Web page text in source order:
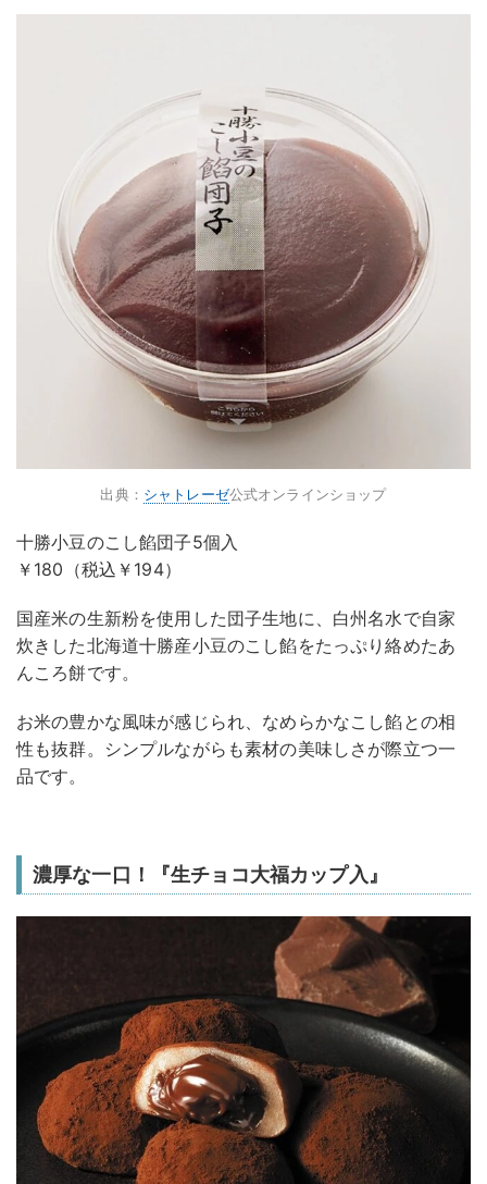
出典： シャトレーゼ公式オンラインショップ
十勝小豆のこし餡団子5個入
￥180（税込￥194）
国産米の生新粉を使用した団子生地に、白州名水で自家
炊きした北海道十勝産小豆のこし餡をたっぷり絡めたあ
んころ餅です。
お米の豊かな風味が感じられ、なめらかなこし餡との相
性も抜群。シンプルながらも素材の美味しさが際立つ一
品です。
濃厚な一口！『生チョコ大福カップ入』